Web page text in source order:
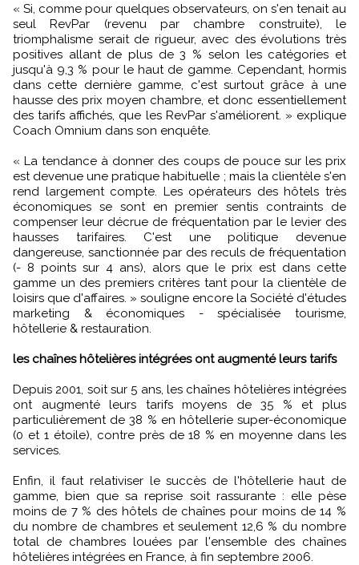
« Si, comme pour quelques observateurs, on s'en tenait au
seul RevPar (revenu par chambre construite), le
triomphalisme serait de rigueur, avec des évolutions très
positives allant de plus de 3 % selon les catégories et
jusqu'à 9,3 % pour le haut de gamme. Cependant, hormis
dans cette dernière gamme, c'est surtout grâce à une
hausse des prix moyen chambre, et donc essentiellement
des tarifs affichés, que les RevPar s'améliorent. » explique
Coach Omnium dans son enquête.
« La tendance à donner des coups de pouce sur les prix
est devenue une pratique habituelle ; mais la clientèle s'en
rend largement compte. Les opérateurs des hôtels très
économiques se sont en premier sentis contraints de
compenser leur décrue de fréquentation par le levier des
hausses tarifaires. C'est une politique devenue
dangereuse, sanctionnée par des reculs de fréquentation
(- 8 points sur 4 ans), alors que le prix est dans cette
gamme un des premiers critères tant pour la clientèle de
loisirs que d'affaires. » souligne encore la Société d'études
marketing & économiques - spécialisée tourisme,
hôtellerie & restauration.
les chaînes hôtelières intégrées ont augmenté leurs tarifs
Depuis 2001, soit sur 5 ans, les chaînes hôtelières intégrées
ont augmenté leurs tarifs moyens de 35 % et plus
particulièrement de 38 % en hôtellerie super-économique
(0 et 1 étoile), contre près de 18 % en moyenne dans les
services.
Enfin, il faut relativiser le succès de l'hôtellerie haut de
gamme, bien que sa reprise soit rassurante : elle pèse
moins de 7 % des hôtels de chaînes pour moins de 14 %
du nombre de chambres et seulement 12,6 % du nombre
total de chambres louées par l'ensemble des chaînes
hôtelières intégrées en France, à fin septembre 2006.